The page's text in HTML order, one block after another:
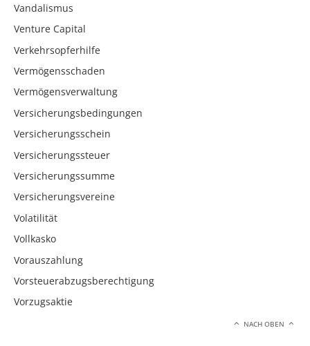
Vandalismus
Venture Capital
Verkehrsopferhilfe
Vermögensschaden
Vermögensverwaltung
Versicherungsbedingungen
Versicherungsschein
Versicherungssteuer
Versicherungssumme
Versicherungsvereine
Volatilität
Vollkasko
Vorauszahlung
Vorsteuerabzugsberechtigung
Vorzugsaktie
NACH OBEN